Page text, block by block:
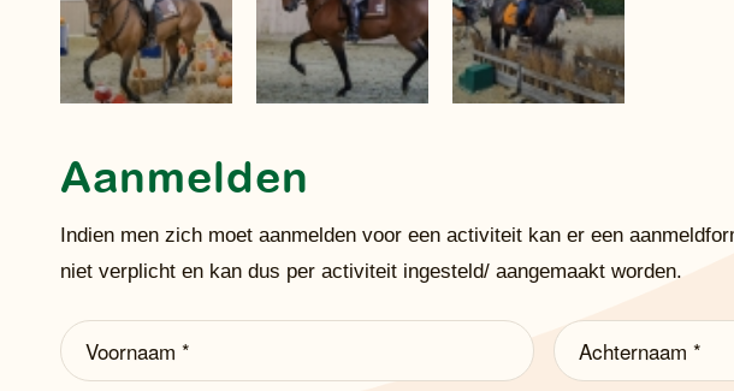
Aanmelden
Indien men zich moet aanmelden voor een activiteit kan er een
niet verplicht en kan dus per activiteit ingesteld/ aangemaakt worden.
Voornaam Achternaam